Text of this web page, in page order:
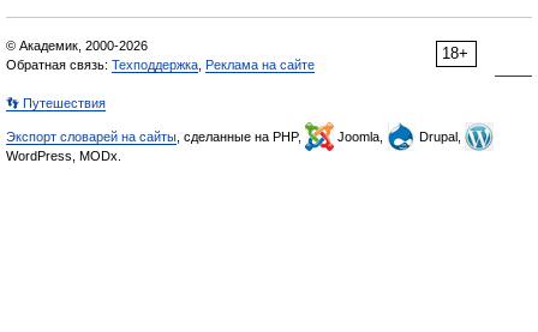
18+
© Академик, 2000-2026
Обратная связь: Техподдержка Реклама на сайте
👣 Путешествия
Экспорт словарей на сайты , сделанные на PHP, Joomla,
Drupal,
WordPress, MODx.